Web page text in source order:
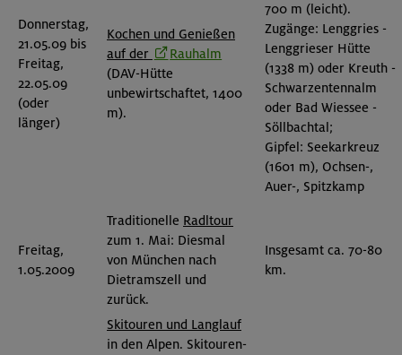
Donnerstag,
21.05.09 bis
Freitag,
22.05.09
(oder
länger)
Kochen und Genießen
auf der
Rauhalm
(DAV-Hütte
unbewirtschaftet, 1400
m).
700 m (leicht).
Zugänge: Lenggries -
Lenggrieser Hütte
(1338 m) oder Kreuth -
Schwarzentennalm
oder Bad Wiessee -
Söllbachtal;
Gipfel: Seekarkreuz
(1601 m), Ochsen-,
Auer-, Spitzkamp
Freitag,
1.05.2009
Traditionelle Radltour
zum 1. Mai: Diesmal
von München nach
Dietramszell und
zurück.
Insgesamt ca. 70-80
km.
Skitouren und Langlauf
in den Alpen. Skitouren-